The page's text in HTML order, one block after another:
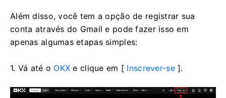
Além disso, você tem a opção de registrar sua
conta através do Gmail e pode fazer isso em
apenas algumas etapas simples:
1. Vá até o OKX e clique em [ Inscrever-se].